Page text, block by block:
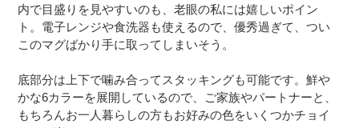
内で目盛りを見やすいのも、老眼の私には嬉しいポイン
ト。電子レンジや食洗器も使えるので、優秀過ぎて、つい
このマグばかり手に取ってしまいそう。
底部分は上下で噛み合ってスタッキングも可能です。鮮や
かな6カラーを展開しているので、ご家族やパートナーと、
もちろんお一人暮らしの方もお好みの色をいくつかチョイ